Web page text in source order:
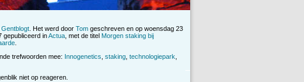
Gentblogt . Het werd door Tom geschreven en op woensdag 23
gepubliceerd inActua , met de titel Morgen staking bij
trefwoorden mee: Innogenetics staking technologiepark
niet op reageren.